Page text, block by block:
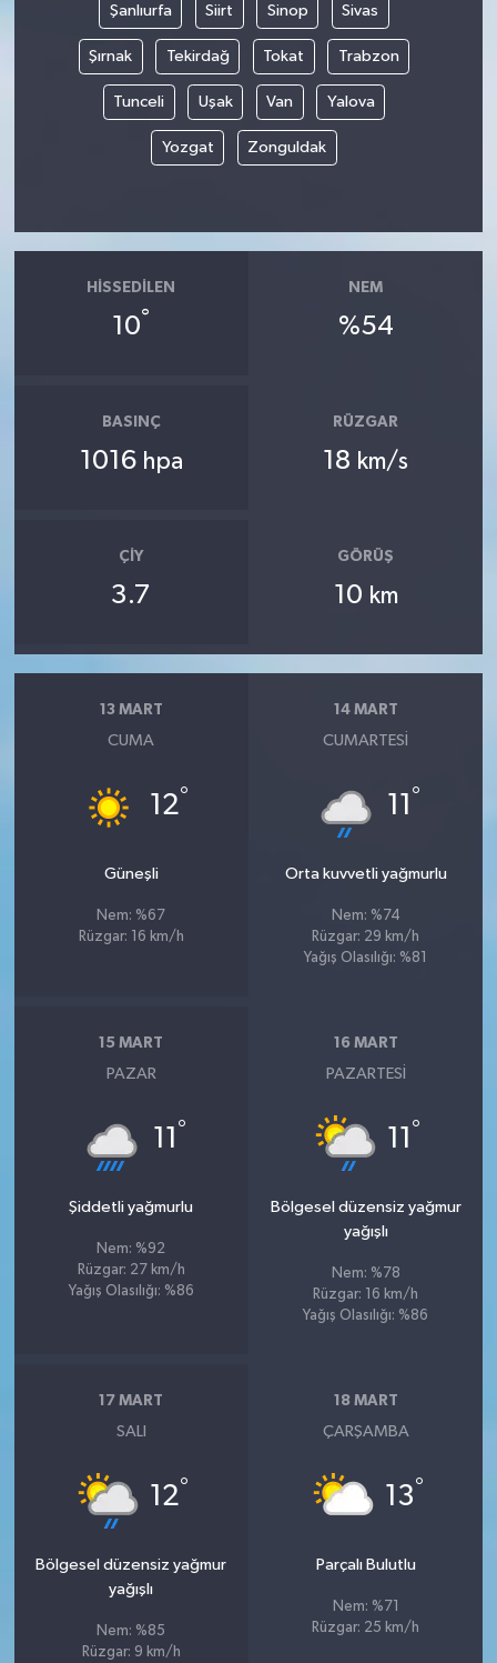
Şanlıurfa Siirt Sinop Sivas
Şırnak Tekirdağ Tokat Trabzon
Tunceli Uşak Van Yalova
Yozgat Zonguldak
HISSEDILEN
10°
NEM
%54
BASINÇ
1016 hpa
RÜZGAR
18 km/s
ÇIY
3.7
GÖRÜŞ
10 km
13 MART
CUMA
12°
Güneşli
Nem: %67
Rüzgar: 16 km/h
14 MART
CUMARTESI
11 °
Orta kuvvetli yağmurlu
Nem: %74
Rüzgar: 29 km/h
Yağış Olasılığı: %81
15 MART
PAZAR
11 °
Şiddetli yağmurlu
Nem: %92
Rüzgar: 27 km/h
Yağış Olasılığı: %86
16 MART
PAZARTESI
11 °
Bölgesel düzensiz yağmur
yağışlı
Nem: %78
Rüzgar: 16 km/h
Yağış Olasılığı: %86
17 MART
SALI
12°
Bölgesel düzensiz yağmur
yağışlı
Nem: %85
Rüzgar: 9 km/h
18 MART
ÇARŞAMBA
13°
Parçalı Bulutlu
Nem: %71
Rüzgar: 25 km/h